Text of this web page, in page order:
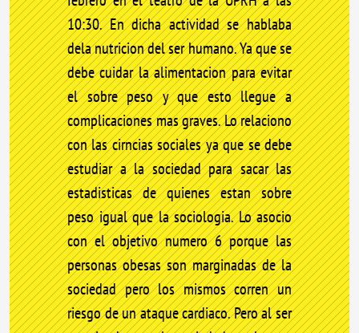
10:30. En dicha actividad se hablaba
dela nutricion del ser humano. Ya que se
debe cuidar la alimentacion para evitar
el sobre peso y que esto llegue a
complicaciones mas graves. Lo relaciono
con las cirncias sociales ya que se debe
estudiar a la sociedad para sacar las
estadisticas de quienes estan sobre
peso igual que la sociologia. Lo asocio
con el objetivo numero 6 porque las
personas obesas son marginadas de la
sociedad pero los mismos corren un
riesgo de un ataque cardiaco. Pero al ser